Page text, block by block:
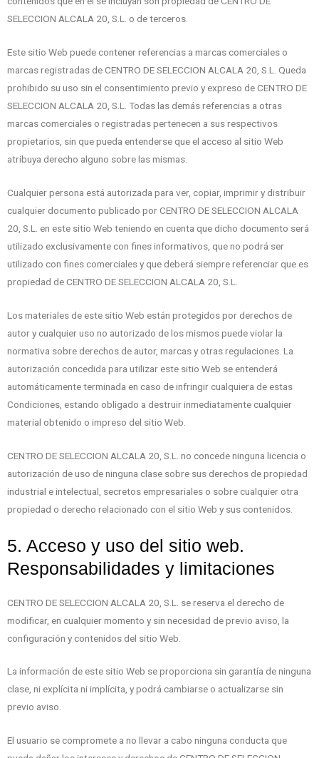
SELECCION ALCALA 20, S.L. o de terceros.
Este sitio Web puede contener referencias a marcas comerciales o
marcas registradas de CENTRO DE SELECCION ALCALA 20, S.L. Queda
prohibido su uso sin el consentimiento previo y expreso de CENTRO DE
SELECCION ALCALA 20, S.L. Todas las demás referencias a otras
marcas comerciales o registradas pertenecen a sus respectivos
propietarios, sin que pueda entenderse que el acceso al sitio Web
atribuya derecho alguno sobre las mismas.
Cualquier persona está autorizada para ver, copiar, imprimir y distribuir
cualquier documento publicado por CENTRO DE SELECCION ALCALA
20, S.L. en este sitio Web teniendo en cuenta que dicho documento será
utilizado exclusivamente con fines informativos, que no podrá ser
utilizado con fines comerciales y que deberá siempre referenciar que es
propiedad de CENTRO DE SELECCION ALCALA 20, S.L.
Los materiales de este sitio Web están protegidos por derechos de
autor y cualquier uso no autorizado de los mismos puede violar la
normativa sobre derechos de autor, marcas y otras regulaciones. La
autorización concedida para utilizar este sitio Web se entenderá
automáticamente terminada en caso de infringir cualquiera de estas
Condiciones, estando obligado a destruir inmediatamente cualquier
material obtenido o impreso del sitio Web.
CENTRO DE SELECCION ALCALA 20, S.L. no concede ninguna licencia o
autorización de uso de ninguna clase sobre sus derechos de propiedad
industrial e intelectual, secretos empresariales o sobre cualquier otra
propiedad o derecho relacionado con el sitio Web y sus contenidos.
5. Acceso y uso del sitio web.
Responsabilidades y limitaciones
CENTRO DE SELECCION ALCALA 20, S.L. se reserva el derecho de
modificar, en cualquier momento y sin necesidad de previo aviso, la
configuración y contenidos del sitio Web.
La información de este sitio Web se proporciona sin garantía de ninguna
clase, ni explícita ni implícita, y podrá cambiarse o actualizarse sin
previo aviso.
El usuario se compromete a no llevar a cabo ninguna conducta que